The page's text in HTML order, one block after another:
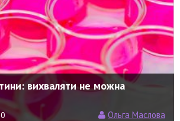
вихваляти не можна
Ольга Маслова